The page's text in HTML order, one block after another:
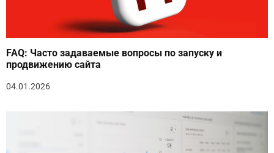
FAQ: Часто задаваемые вопросы по запуску и
продвижению сайта
04.01.2026